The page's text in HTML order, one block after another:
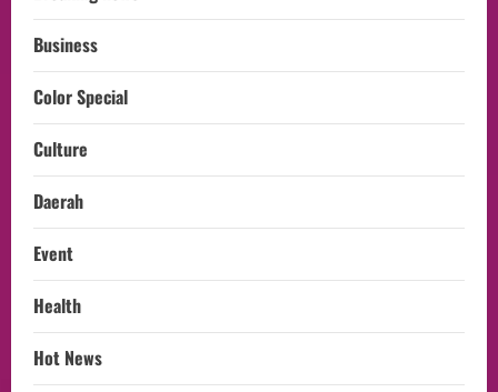
Business
Color Special
Culture
Daerah
Event
Health
Hot News